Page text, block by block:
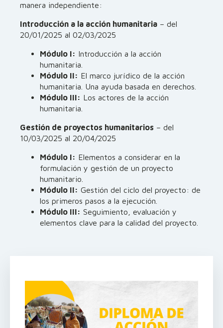
manera independiente:
Introducción a la acción humanitaria – del
20/01/2025 al 02/03/2025
Módulo I: Introducción a la acción
humanitaria.
Módulo II: El marco jurídico de la acción
humanitaria. Una ayuda basada en derechos.
Módulo III: Los actores de la acción
humanitaria.
Gestión de proyectos humanitarios – del
10/03/2025 al 20/04/2025
Módulo I: Elementos a considerar en la
formulación y gestión de un proyecto
humanitario.
Módulo II: Gestión del ciclo del proyecto: de
los primeros pasos a la ejecución.
Módulo III: Seguimiento, evaluación y
elementos clave para la calidad del proyecto.